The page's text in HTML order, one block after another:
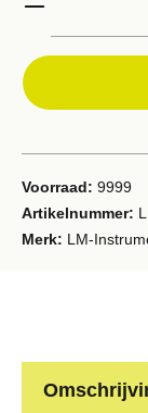
Voorraad: 9999
Artikelnummer:
Merk: LM-